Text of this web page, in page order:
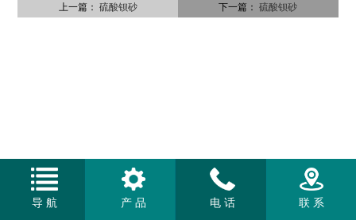
上一篇： 硫酸钡砂 下一篇：硫酸钡砂
导 航 产 品 电 话 联 系